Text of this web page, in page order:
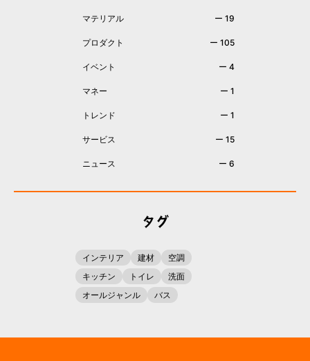
マテリアル ー 19
プロダクト ー 105
イベント ー 4
マネー ー 1
トレンド ー 1
サービス ー 15
ニュース ー 6
タグ
インテリア 建材
空調
キッチン
トイレ
洗面
オールジャンル
バス